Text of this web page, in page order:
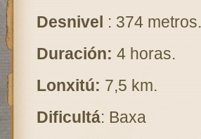
Desnivel : 374 metros.
Duración: 4 horas.
Lonxitú: 7,5 km.
Dificultá: Baxa